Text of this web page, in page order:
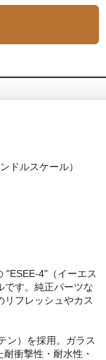
ドルスケール）
"ESEE-4"（イーエス
です。純正パーツな
リフレッシュやカス
ン）を採用。ガラス
衝撃性・耐水性・